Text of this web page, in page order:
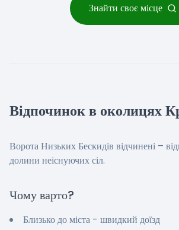
Знайти своє місце
Відпочинок в околицях
Ворота Низьких Бескидів відчинені –
долини неіснуючих сіл.
Чому варто?
Близько до міста - швидкий доїзд